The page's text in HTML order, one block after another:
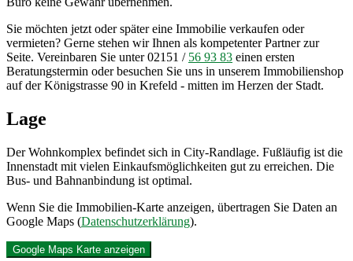
Sie möchten jetzt oder später eine Immobilie verkaufen oder
vermieten? Gerne stehen wir Ihnen als kompetenter Partner zur
Seite. Vereinbaren Sie unter 02151 / 56 93 83 einen ersten
Beratungstermin oder besuchen Sie uns in unserem Immobilienshop
auf der Königstrasse 90 in Krefeld - mitten im Herzen der Stadt.
Lage
Der Wohnkomplex befindet sich in City-Randlage. Fußläufig ist die
Innenstadt mit vielen Einkaufsmöglichkeiten gut zu erreichen. Die
Bus- und Bahnanbindung ist optimal.
Wenn Sie die Immobilien-Karte anzeigen, übertragen Sie Daten an
Google Maps (Datenschutzerklärung).
Google Maps Karte anzeigen